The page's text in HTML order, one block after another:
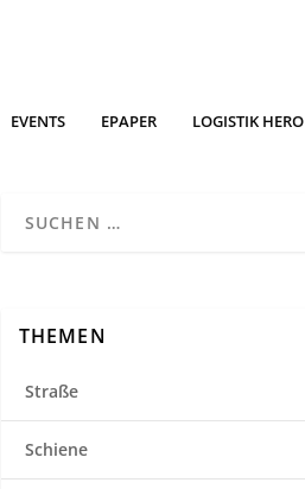
EVENTS EPAPER LOGISTIK HERO
THEMEN
Straße
Schiene